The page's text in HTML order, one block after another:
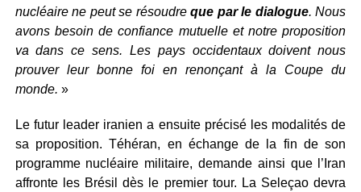
nucléaire ne peut se résoudreque par le dialogue. Nous
avons besoin de confiance mutuelle et notre proposition
va dans ce sens. Les pays occidentaux doivent nous
prouver leur bonne foi en renonçant à la Coupe du
monde. »
Le futur leader iranien a ensuite précisé les modalités de
sa proposition. Téhéran, en échange de la fin de son
programme nucléaire militaire, demande ainsi que l’Iran
affronte les Brésil dès le premier tour. La Seleçao devra